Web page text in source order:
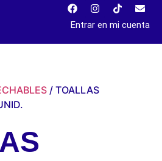
Entrar en mi cuenta
/ TOALLAS